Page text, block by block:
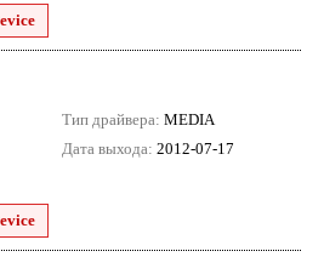
Тип драйвера: MEDIA
Дата выхода: 2012-07-17